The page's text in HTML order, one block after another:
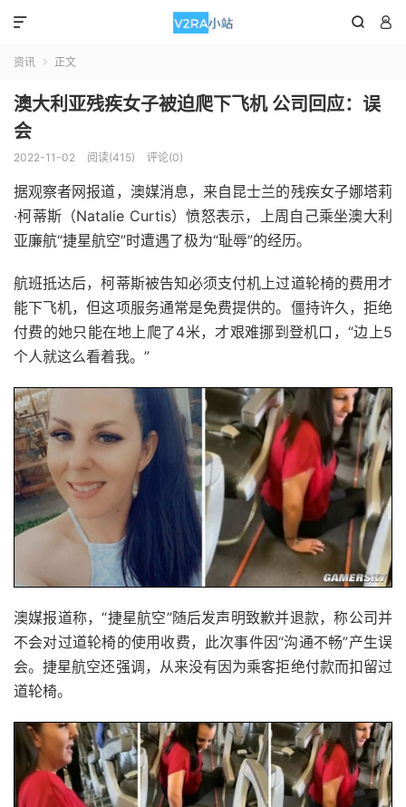
 

资讯  正文
澳大利亚残疾女子被迫爬下飞机 公司回应：误
会
2022-11-02 阅读(415) 评论(0)
据观察者网报道，澳媒消息，来自昆士兰的残疾女子娜塔莉
·柯蒂斯（Natalie Curtis）愤怒表示，上周自己乘坐澳大利
亚廉航“捷星航空”时遭遇了极为“耻辱”的经历。
航班抵达后，柯蒂斯被告知必须支付机上过道轮椅的费用才
能下飞机，但这项服务通常是免费提供的。僵持许久，拒绝
付费的她只能在地上爬了4米，才艰难挪到登机口，“边上5
个人就这么看着我。”
澳媒报道称，“捷星航空”随后发声明致歉并退款，称公司并
不会对过道轮椅的使用收费，此次事件因“沟通不畅”产生误
会。捷星航空还强调，从来没有因为乘客拒绝付款而扣留过
道轮椅。